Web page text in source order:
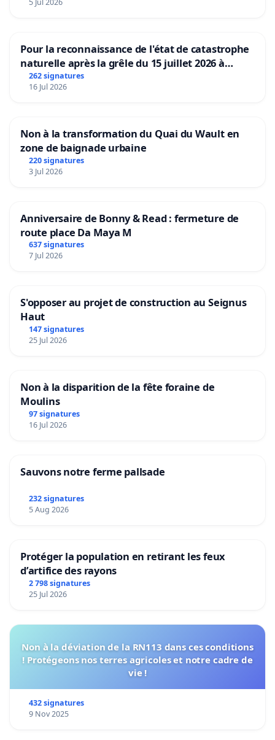
5 Jul 2026
Pour la reconnaissance de l'état de catastrophe
naturelle après la grêle du 15 juillet 2026 à
Aubenas et ses alentours
262 signatures
16 Jul 2026
Non à la transformation du Quai du Wault en
zone de baignade urbaine
220 signatures
3 Jul 2026
Anniversaire de Bonny & Read : fermeture de
route place Da Maya M
637 signatures
7 Jul 2026
S'opposer au projet de construction au Seignus
Haut
147 signatures
25 Jul 2026
Non à la disparition de la fête foraine de
Moulins
97 signatures
16 Jul 2026
Sauvons notre ferme pallsade
232 signatures
5 Aug 2026
Protéger la population en retirant les feux
d’artifice des rayons
2 798 signatures
25 Jul 2026
Non à la déviation de la RN113 dans ces conditions
! Protégeons nos terres agricoles et notre cadre de
vie !
432 signatures
9 Nov 2025